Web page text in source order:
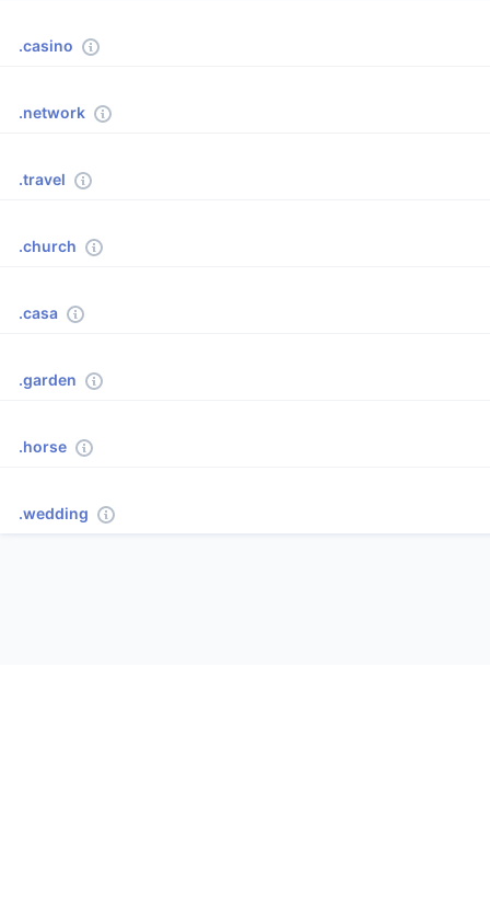
.casino
.network
.travel
.church
.casa
.garden
.horse
.wedding